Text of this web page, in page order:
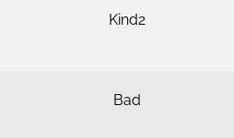
Kind2
Bad